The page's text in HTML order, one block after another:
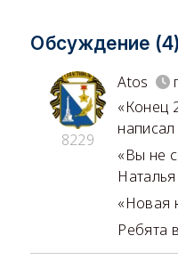
Обсуждение (4)
8229
Atos
«Конец
«Вы не
«Новая
Ребята